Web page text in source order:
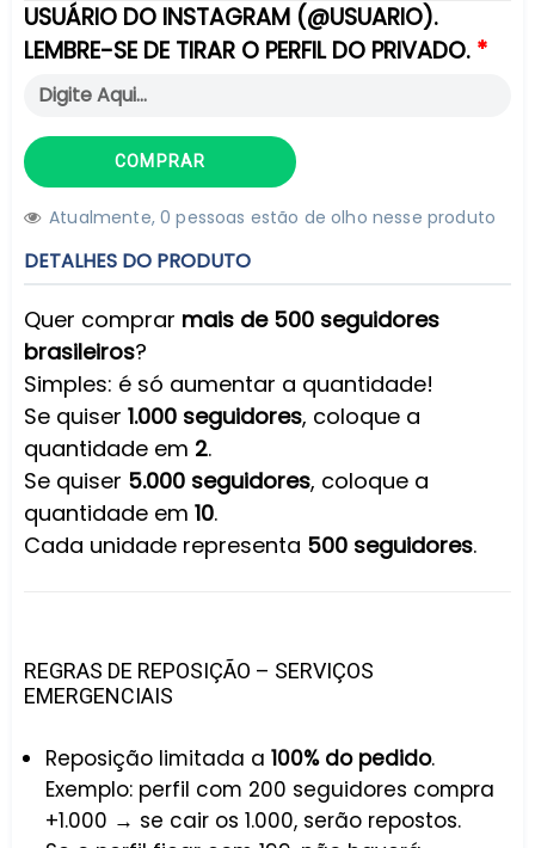
USUÁRIO DO INSTAGRAM (@USUARIO).
LEMBRE-SE DE TIRAR O PERFIL DO PRIVADO.
COMPRAR
Atualmente,0pessoas estão de olho nesse produto
DETALHES DO PRODUTO
Quer comprar mais de 500 seguidores
brasileiros?
Simples: é só aumentar a quantidade!
Se quiser 1.000 seguidores, coloque a
quantidade em 2.
Se quiser 5.000 seguidores, coloque a
quantidade em 10.
Cada unidade representa 500 seguidores.
REGRAS DE REPOSIÇÃO – SERVIÇOS
EMERGENCIAIS
Reposição limitada a 100% do pedido.
Exemplo: perfil com 200 seguidores compra
+1.000 → se cair os 1.000, serão repostos.